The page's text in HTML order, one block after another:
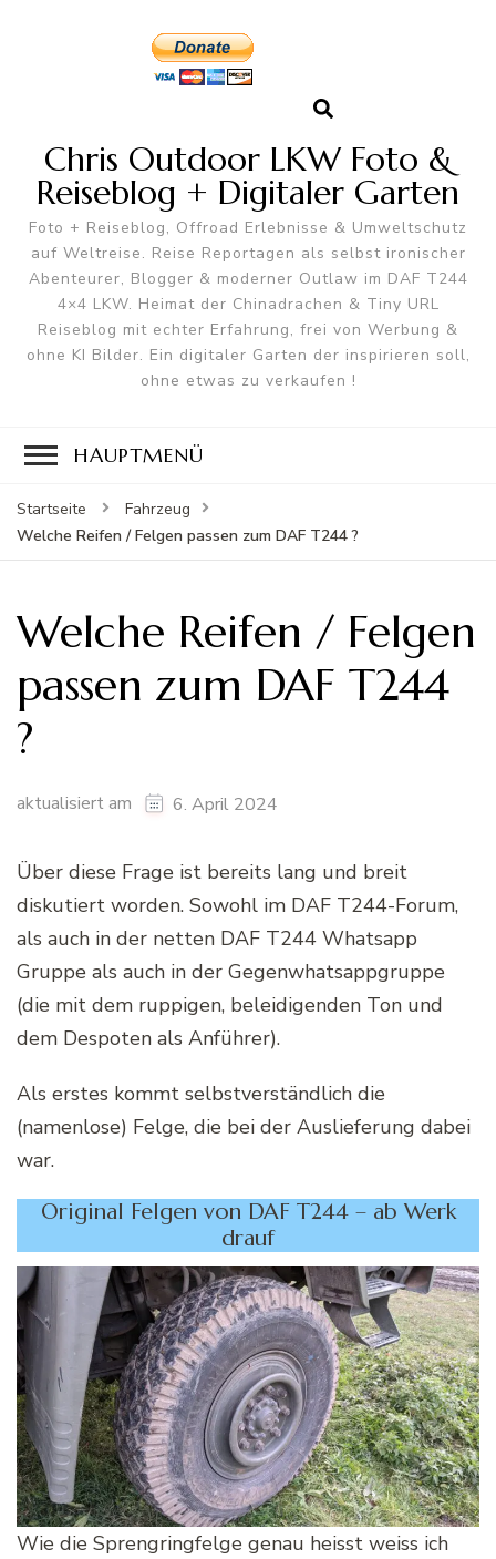
Chris Outdoor LKW Foto &
Reiseblog + Digitaler Garten
Foto + Reiseblog, Offroad Erlebnisse & Umweltschutz
auf Weltreise. Reise Reportagen als selbst ironischer
Abenteurer, Blogger & moderner Outlaw im DAF T244
4×4 LKW. Heimat der Chinadrachen & Tiny URL
Reiseblog mit echter Erfahrung, frei von Werbung &
ohne KI Bilder. Ein digitaler Garten der inspirieren soll,
ohne etwas zu verkaufen !
HAUPTMENÜ
Startseite
Fahrzeug
Welche Reifen / Felgen passen zum DAF T244 ?
Welche Reifen / Felgen
passen zum DAF T244
?
aktualisiert am 6. April 2024
Über diese Frage ist bereits lang und breit
diskutiert worden. Sowohl im DAF T244-Forum,
als auch in der netten DAF T244 Whatsapp
Gruppe als auch in der Gegenwhatsappgruppe
(die mit dem ruppigen, beleidigenden Ton und
dem Despoten als Anführer).
Als erstes kommt selbstverständlich die
(namenlose) Felge, die bei der Auslieferung dabei
war.
Original Felgen von DAF T244 – ab Werk
drauf
Wie die Sprengringfelge genau heisst weiss ich